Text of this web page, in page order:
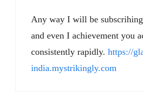
Any way I will be
and even I achievement you
consistently rapidly. https://
india.mystrikingly.com